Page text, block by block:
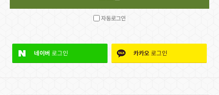
자동로그인
네이버 로그인 카카오 로그인